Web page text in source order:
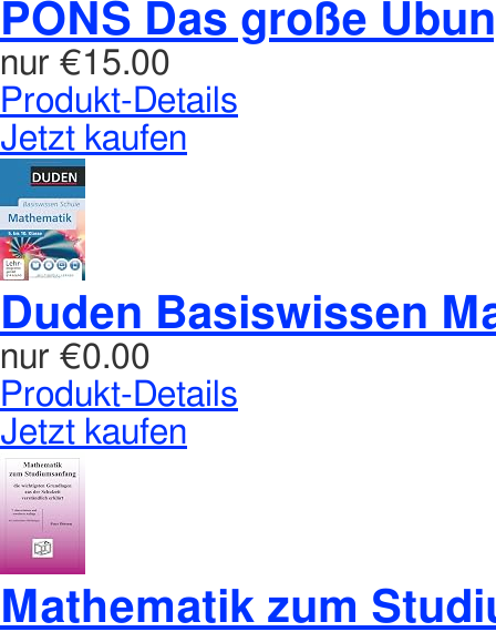
PONS Das große
nur €15.00
Produkt-Details
Jetzt kaufen
Duden Basiswissen
nur €0.00
Produkt-Details
Jetzt kaufen
Mathematik zum